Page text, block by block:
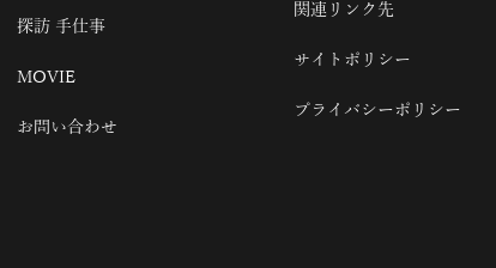
探訪 手仕事
MOVIE
お問い合わせ
関連リンク先
サイトポリシー
プライバシーポリシー